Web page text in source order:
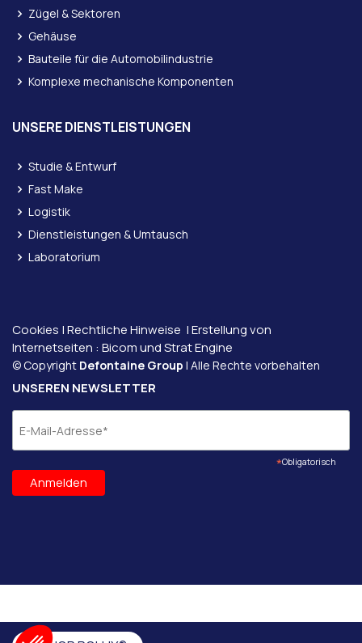
Zügel & Sektoren
Gehäuse
Bauteile für die Automobilindustrie
Komplexe mechanische Komponenten
UNSERE DIENSTLEISTUNGEN
Studie & Entwurf
Fast Make
Logistik
Dienstleistungen & Umtausch
Laboratorium
Cookies |Rechtliche Hinweise | Erstellung von
Internetseiten : Bicom undStrat Engine
© Copyright Defontaine Group | Alle Rechte vorbehalten
UNSEREN NEWSLETTER
*Obligatorisch